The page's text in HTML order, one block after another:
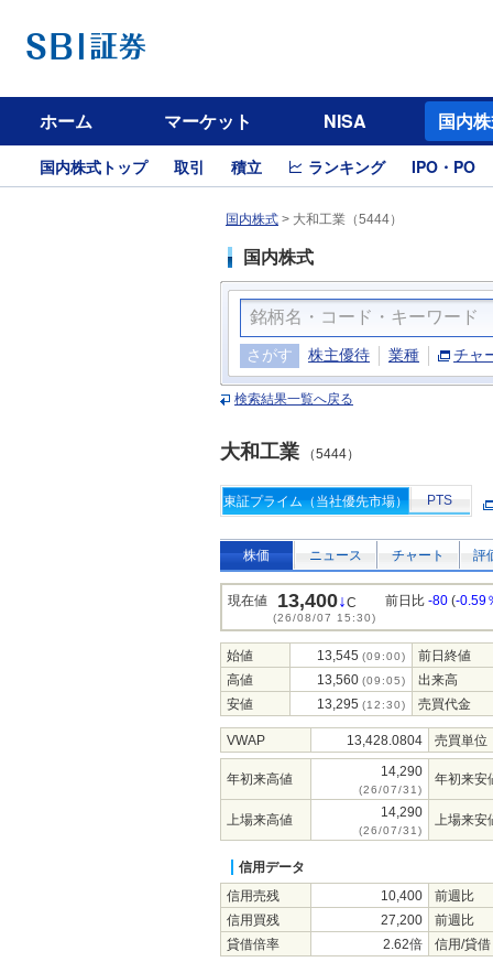
ホーム マーケット NISA 国内
国内株式トップ 取引 積立 ランキング IPO・PO
国内株式 > 大和工業（5444）
国内株式
さがす 株主優待 業種 チャ
検索結果一覧へ戻る
大和工業 （5444）
東証プライム（当社優先市場） PTS
株価 ニュース チャート 評
現在値 13,400↓C
(26/08/07 15:30)
前日比 -80 (-0.59
始値 13,545 (09:00)
前日終値
高値
13,560 (09:05)
出来高
安値
13,295 (12:30) 売買代金
VWAP 13,428.0804 売買単位
年初来高値 14,290
(26/07/31)
年初来安
上場来高値 14,290
(26/07/31)
上場来安
信用データ
信用売残
10,400
前週比
信用買残
27,200
前週比
貸借倍率
2.62倍 信用/貸借